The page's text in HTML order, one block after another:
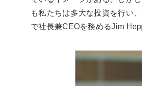
も私たちは多大な投資を行い
で社長兼CEOを務めるJim